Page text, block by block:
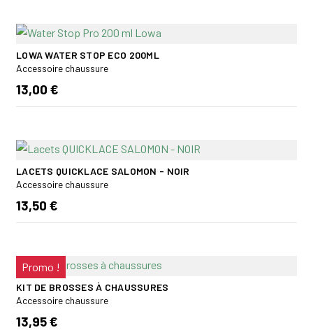
LOWA WATER STOP ECO 200ML
Accessoire chaussure
13,00 €
LACETS QUICKLACE SALOMON - NOIR
Accessoire chaussure
13,50 €
Promo !
KIT DE BROSSES À CHAUSSURES
Accessoire chaussure
13,95 €